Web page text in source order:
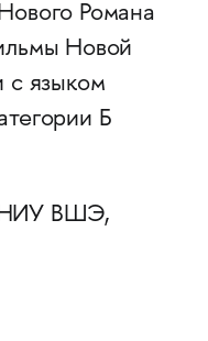
Романа
Новой
с языком
Б
НИУ ВШЭ,